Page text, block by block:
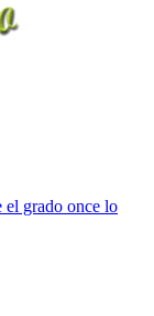
el grado once lo